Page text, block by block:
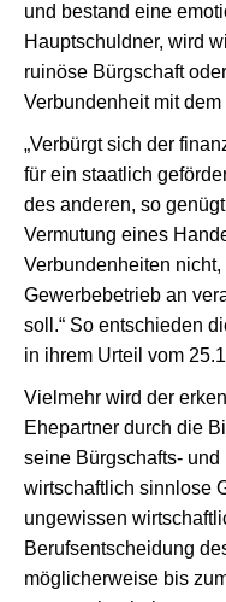
und bestand eine
Hauptschuldner, wird
ruinöse Bürgschaft
Verbundenheit mit
„Verbürgt sich der
für ein staatlich
des anderen, so
Vermutung eines
Verbundenheiten
Gewerbebetrieb an
soll.“ So entschieden
in ihrem Urteil vom
Vielmehr wird der
Ehepartner durch die
seine Bürgschafts-
wirtschaftlich sinnlose
ungewissen
Berufsentscheidung
möglicherweise bis